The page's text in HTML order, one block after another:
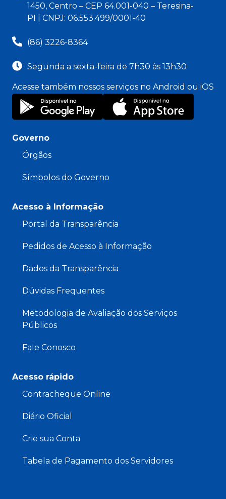
1450, Centro – CEP 64.001-040 – Teresina-
PI | CNPJ: 06.553.499/0001-40
(86) 3226-8364
Segunda a sexta-feira de 7h30 às 13h30
Acesse também nossos serviços no Android ou iOS
Governo
Órgãos
Símbolos do Governo
Acesso à Informação
Portal da Transparência
Pedidos de Acesso à Informação
Dados da Transparência
Dúvidas Frequentes
Metodologia de Avaliação dos Serviços
Públicos
Fale Conosco
Acesso rápido
Contracheque Online
Diário Oficial
Crie sua Conta
Tabela de Pagamento dos Servidores